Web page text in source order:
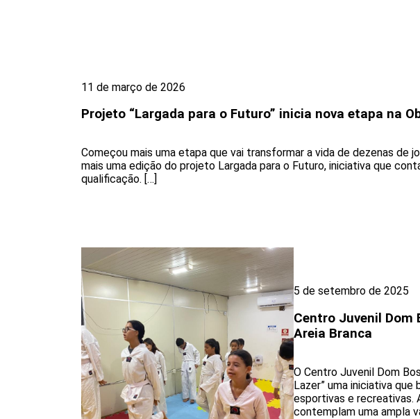
11 de março de 2026
Projeto “Largada para o Futuro” inicia nova etapa na
Começou mais uma etapa que vai transformar a vida de dezenas de
mais uma edição do projeto Largada para o Futuro, iniciativa que
qualificação. […]
5 de setembro de 2025
Centro Juvenil Dom
Areia Branca
O Centro Juvenil Dom
Lazer” uma iniciativa
esportivas e recreativas.
contemplam uma ampla